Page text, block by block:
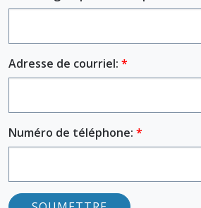
Adresse de courriel:
Numéro de téléphone: